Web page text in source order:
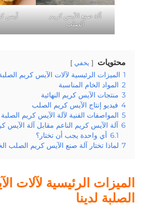
آلة صنع الآيس كريم
الصلب
آيس
محتويات يخفي
1 الميزات الرئيسية لآلات الآيس كريم الصلبة
2 المواد الخام المناسبة
3 منتجات الآيس كريم النهائية
4 فيديو إنتاج الآيس كريم الصلب
5 المواصفات الفنية لآلة الآيس كريم الصلبة
6 آلة الآيس كريم الناعم مقابل آلة الآيس
6.1 أي واحدة يجب أن تختار؟
7 لماذا تختار آلة صنع الآيس كريم الصلب
الميزات الرئيسية لآلات
الصلبة لدينا